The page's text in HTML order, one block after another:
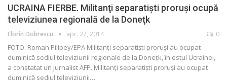
UCRAINA FIERBE. Militanţi separatişti proruşi ocupă
televiziunea regională de la Doneţk
Florin Dobrescu apr. 27, 2014 0
FOTO: Roman Pilipey/EPA Militanţi separatişti proruşi au ocupat
duminică sediul televiziunii regionale de la Doneţk, în estul Ucrainei,
a constatat un jurnalist AFP. Militanţi separatişti proruşi au ocupat
duminică sediul televiziunii…